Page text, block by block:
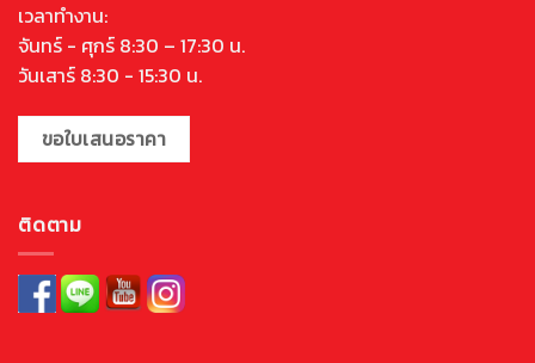
เวลาทำงาน:
จันทร์ - ศุกร์ 8:30 – 17:30 น.
วันเสาร์ 8:30 - 15:30 น.
ขอใบเสนอราคา
ติดตาม